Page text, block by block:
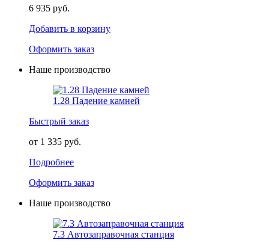
6 935 руб.
Добавить в корзину
Оформить заказ
Наше производство
1.28 Падение камней
Быстрый заказ
от 1 335 руб.
Подробнее
Оформить заказ
Наше производство
7.3 Автозаправочная станция